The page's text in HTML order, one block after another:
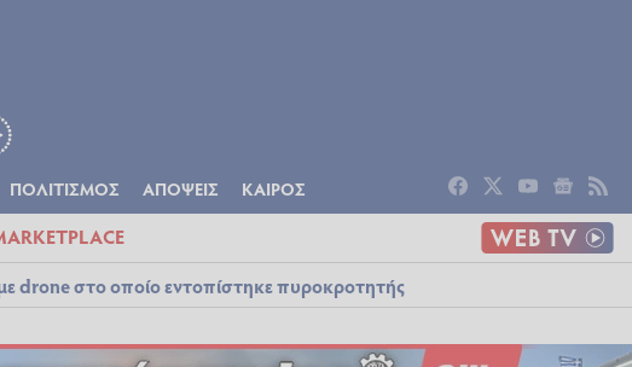
ΠΟΛΙΤΙΣΜΟΣ ΑΠΟΨΕΙΣ ΚΑΙΡΟΣ
drone στο οποίο εντοπίστηκε πυροκροτητής